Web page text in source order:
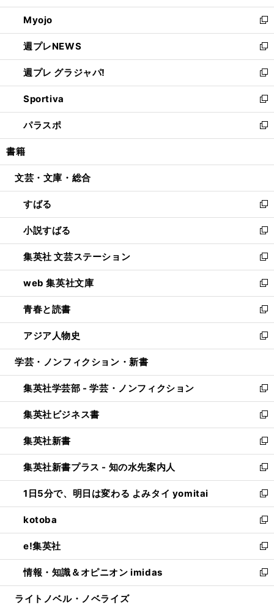
開
く
ウ
で
開
く
ン
ド
ウ
で
開
く
ウ
ィ
ン
ド
ウ
で
開
く
Myojo
新
し
い
ウ
ィ
ン
ド
ウ
で
開
週プレNEWS
新
し
い
ウ
ィ
ン
ド
ウ
開
週プレ グラジャパ!
新
し
い
ウ
ィ
ン
ウ
開
く
Sportiva
新
し
い
ウ
ン
ウ
で
開
く
パラスポ
新
し
ウ
ン
ド
ウ
で
開
く
書籍
文芸・文庫・総合
すばる
新
し
い
ウ
ィ
ン
ド
ウ
で
開
く
小説すばる
新
し
い
ウ
ィ
ン
ド
ウ
で
開
集英社 文芸ステーション
新
し
い
ウ
ィ
ン
ド
ウ
開
く
web 集英社文庫
新
し
い
ウ
ィ
ン
ウ
で
開
く
青春と読書
新
し
い
ウ
ン
ド
ウ
で
開
く
アジア人物史
新
し
ウ
ィ
ン
ド
ウ
で
開
く
学芸・ノンフィクション・新書
集英社学芸部 - 学芸・ノンフィクション
新
し
い
ウ
ィ
ン
ド
ウ
で
開
く
集英社ビジネス書
新
し
い
ウ
ィ
ン
ド
ウ
で
開
く
集英社新書
新
し
い
ウ
ィ
ン
ド
ウ
で
開
く
集英社新書プラス - 知の水先案内人
新
し
い
ウ
ィ
ン
ド
ウ
で
開
1日5分で、明日は変わる よみタイ yomitai
新
し
い
ウ
ィ
ン
ド
ウ
kotoba
新
し
い
ウ
ィ
ン
e!集英社
新
し
い
ウ
情報・知識＆オピニオン imidas
新
し
ライトノベル・ノベライズ